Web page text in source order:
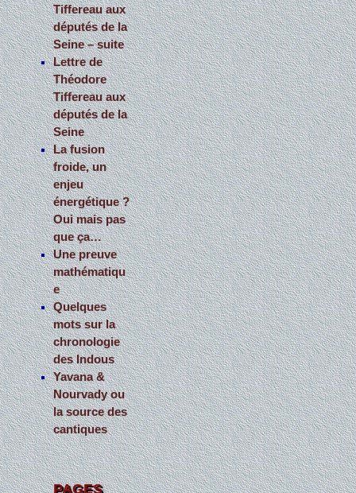
Tiffereau aux
députés de la
Seine – suite
Lettre de
Théodore
Tiffereau aux
députés de la
Seine
La fusion
froide, un
enjeu
énergétique ?
Oui mais pas
que ça…
Une preuve
mathématiqu
e
Quelques
mots sur la
chronologie
des Indous
Yavana &
Nourvady ou
la source des
cantiques
PAGES